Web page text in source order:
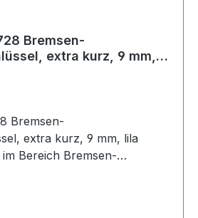
Bremsen-
extra kurz, 9 mm,
Bremsen-
extra kurz, 9 mm, lila
Bremsen-